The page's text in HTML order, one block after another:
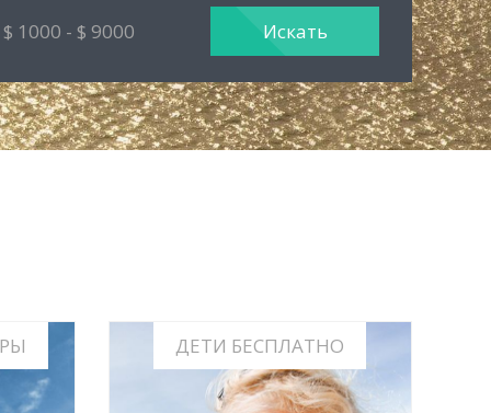
ДЕТИ БЕСПЛАТНО